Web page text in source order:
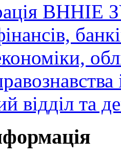
ВННІЕ
відділ та